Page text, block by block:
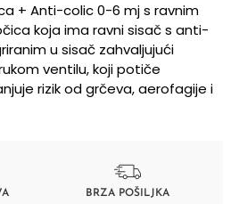
+ Anti-colic 0-6 mj s ravnim
koja ima ravni sisač s anti-
u sisač zahvaljujući
ventilu, koji potiče
rizik od grčeva, aerofagije i
BRZA POŠILJKA